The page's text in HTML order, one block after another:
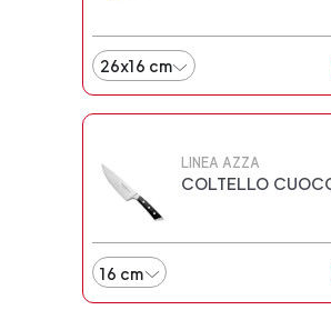
26x16 cm
LINEA AZZA
COLTELLO
16 cm